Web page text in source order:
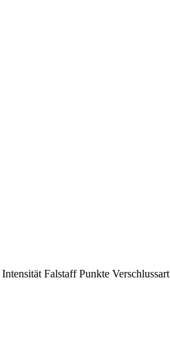
Intensität Falstaff Punkte Verschlussart